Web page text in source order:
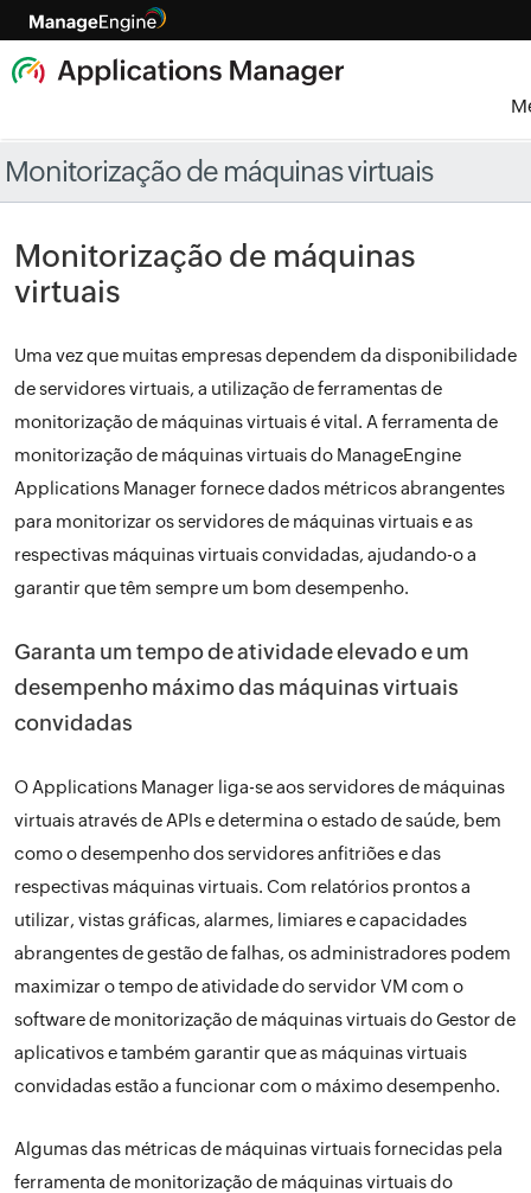
Monitorização de máquinas virtuais
Monitorização de máquinas
virtuais
Uma vez que muitas empresas dependem da disponibilidade
de servidores virtuais, a utilização de ferramentas de
monitorização de máquinas virtuais é vital. A ferramenta de
monitorização de máquinas virtuais do ManageEngine
Applications Manager fornece dados métricos abrangentes
para monitorizar os servidores de máquinas virtuais e as
respectivas máquinas virtuais convidadas, ajudando-o a
garantir que têm sempre um bom desempenho.
Garanta um tempo de atividade elevado e um
desempenho máximo das máquinas virtuais
convidadas
O Applications Manager liga-se aos servidores de máquinas
virtuais através de APIs e determina o estado de saúde, bem
como o desempenho dos servidores anfitriões e das
respectivas máquinas virtuais. Com relatórios prontos a
utilizar, vistas gráficas, alarmes, limiares e capacidades
abrangentes de gestão de falhas, os administradores podem
maximizar o tempo de atividade do servidor VM com o
software de monitorização de máquinas virtuais do Gestor de
aplicativos e também garantir que as máquinas virtuais
convidadas estão a funcionar com o máximo desempenho.
Algumas das métricas de máquinas virtuais fornecidas pela
ferramenta de monitorização de máquinas virtuais do